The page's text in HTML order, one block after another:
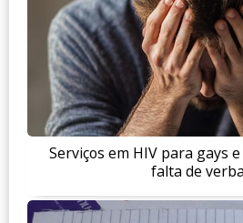
Serviços em HIV para gays
falta de